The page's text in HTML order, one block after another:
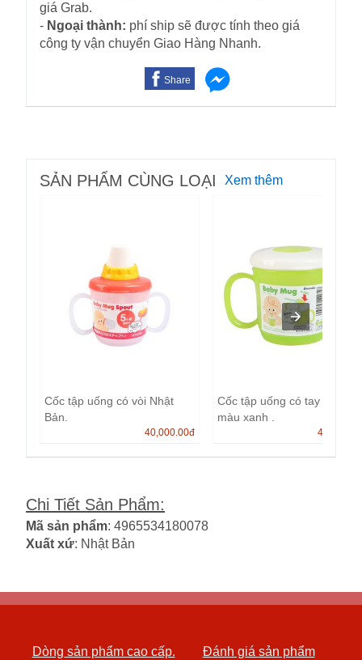
giá Grab.
- Ngoại thành: phí ship sẽ được tính theo giá
công ty vận chuyển Giao Hàng Nhanh.
Share
SẢN PHẨM CÙNG LOẠI Xem thêm
Cốc tập uống có vòi Nhật
Bản.
40,000.00đ
Cốc tập uống có tay cầm
màu xanh .
40,000.00
Chi Tiết Sản Phẩm:
Mã sản phẩm: 4965534180078
Xuất xứ: Nhật Bản
Dòng sản phẩm cao cấp.
Đánh giá sản phẩm